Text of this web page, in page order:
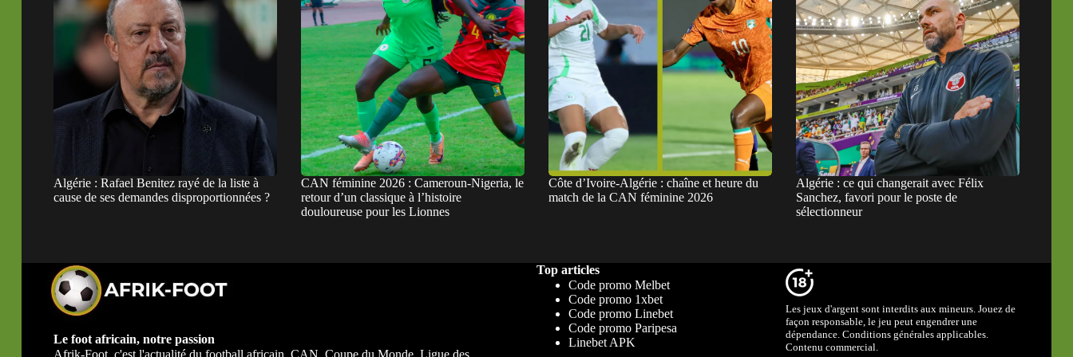
Algérie : Rafael Benitez rayé de la liste à
cause de ses demandes disproportionnées ?
CAN féminine 2026 : Cameroun-Nigeria, le
retour d’un classique à l’histoire
douloureuse pour les Lionnes
Côte d’Ivoire-Algérie : chaîne et heure du
match de la CAN féminine 2026
Algérie : ce qui changerait avec Félix
Sanchez, favori pour le poste de
sélectionneur
Le foot africain, notre passion
Afrik-Foot, c'est l'actualité du football africain. CAN, Coupe du Monde, Ligue des
Top articles
Code promo Melbet
Code promo 1xbet
Code promo Linebet
Code promo Paripesa
Linebet APK
Les jeux d'argent sont interdits aux mineurs. Jouez de
façon responsable, le jeu peut engendrer une
dépendance. Conditions générales applicables.
Contenu commercial.